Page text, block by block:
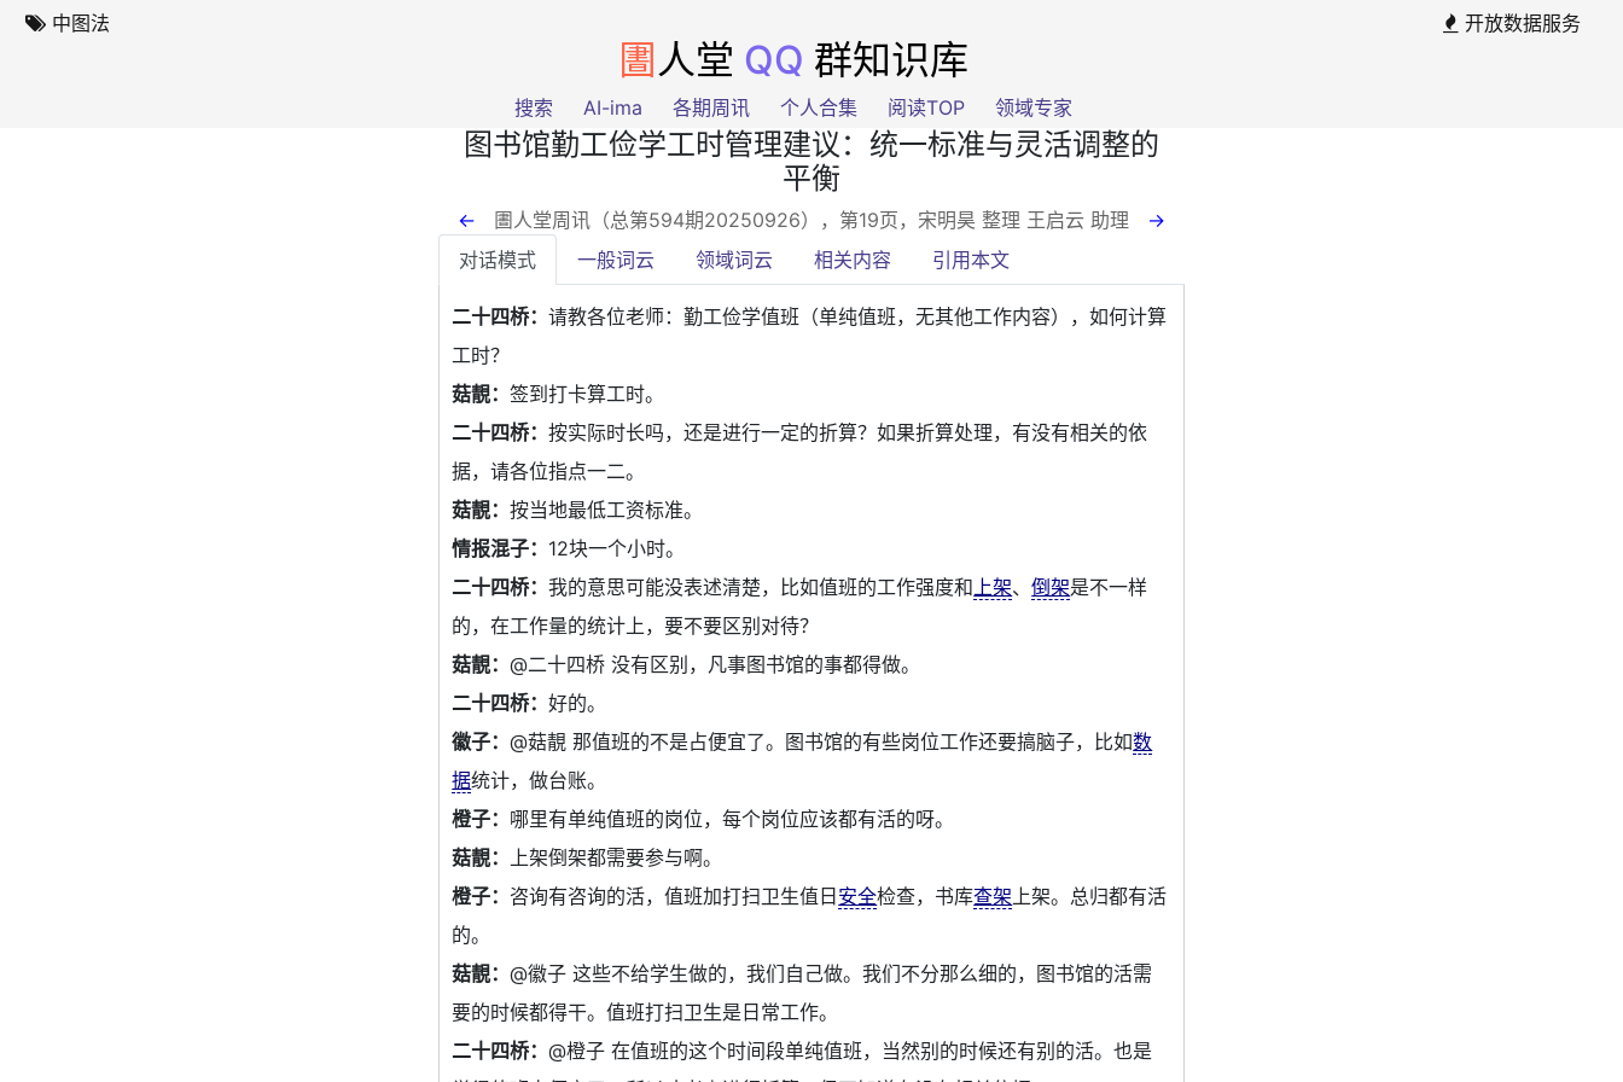
中图法 开放数据服务
圕 人堂 QQ 群知识库
搜索 AI-ima 各期周讯 个人合集 阅读TOP 领域专家
图书馆勤工俭学工时管理建议：统一标准与灵活调整的
平衡
← 圕人堂周讯（总第594期20250926），第19页 ，宋明昊 整理 王启云 助理 →
对话模式
一般词云 领域词云 相关内容 引用本文
二十四桥：请教各位老师：勤工俭学值班（单纯值班，无其他工作内容），如何计算
工时？
菇靚：签到打卡算工时。
二十四桥：按实际时长吗，还是进行一定的折算？如果折算处理，有没有相关的依
据，请各位指点一二。
菇靚：按当地最低工资标准。
情报混子： 12块一个小时。
二十四桥：我的意思可能没表述清楚，比如值班的工作强度和 上架、倒架是不一样
的，在工作量的统计上，要不要区别对待？
菇靚：@二十四桥 没有区别，凡事图书馆的事都得做。
二十四桥：好的。
徽子：@菇靚 那值班的不是占便宜了。图书馆的有些岗位工作还要搞脑子，比如数
据统计，做台账。
橙子： 哪里有单纯值班的岗位，每个岗位应该都有活的呀。
菇靚：
上架倒架都需要参与啊。
橙子： 咨询有咨询的活，值班加打扫卫生值日安全检查，书库查架 上架。总归都有活
的。
菇靚：@徽子 这些不给学生做的，我们自己做。我们不分那么细的，图书馆的活需
要的时候都得干。值班打扫卫生是日常工作。
二十四桥：@橙子 在值班的这个时间段单纯值班，当然别的时候还有别的活。也是